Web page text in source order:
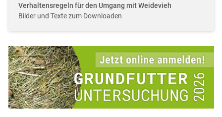
Verhaltensregeln für den Umgang mit Weidevieh
Bilder und Texte zum Downloaden